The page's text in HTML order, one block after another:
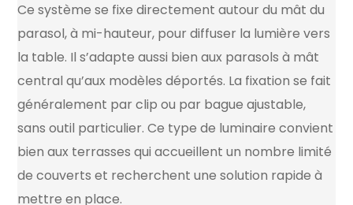
Ce système se fixe directement autour du mât du
parasol, à mi-hauteur, pour diffuser la lumière vers
la table. Il s’adapte aussi bien aux parasols à mât
central qu’aux modèles déportés. La fixation se fait
généralement par clip ou par bague ajustable,
sans outil particulier. Ce type de luminaire convient
bien aux terrasses qui accueillent un nombre limité
de couverts et recherchent une solution rapide à
mettre en place.